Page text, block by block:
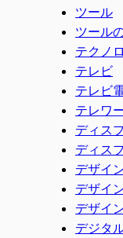
ツール
ツール
テクノ
テレビ
テレビ
テレワ
ディス
ディス
デザイ
デザイ
デザイ
デジタ